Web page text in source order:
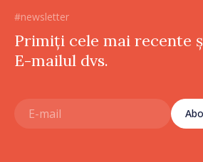
#newsletter
Primiți cele mai recente
E-mailul dvs.